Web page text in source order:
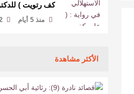
كف رتويت )
منذ 5 أيام
الأكثر مشاهدة